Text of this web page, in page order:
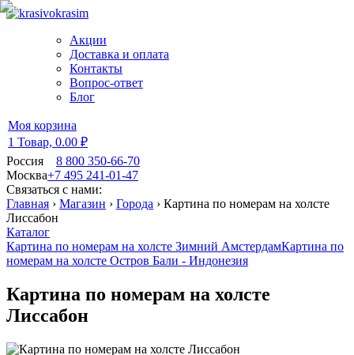
Акции
Доставка и оплата
Контакты
Вопрос-ответ
Блог
Моя корзина
1 Товар, 0.00 ₽
Россия
8 800 350-66-70
Москва+7 495 241-01-47
Связаться с нами:
Главная › Магазин › Города › Картина по номерам на холсте
Лиссабон
Каталог
Картина по номерам на холсте Зимний АмстердамКартина по
номерам на холсте Остров Бали - Индонезия
Картина по номерам на холсте
Лиссабон